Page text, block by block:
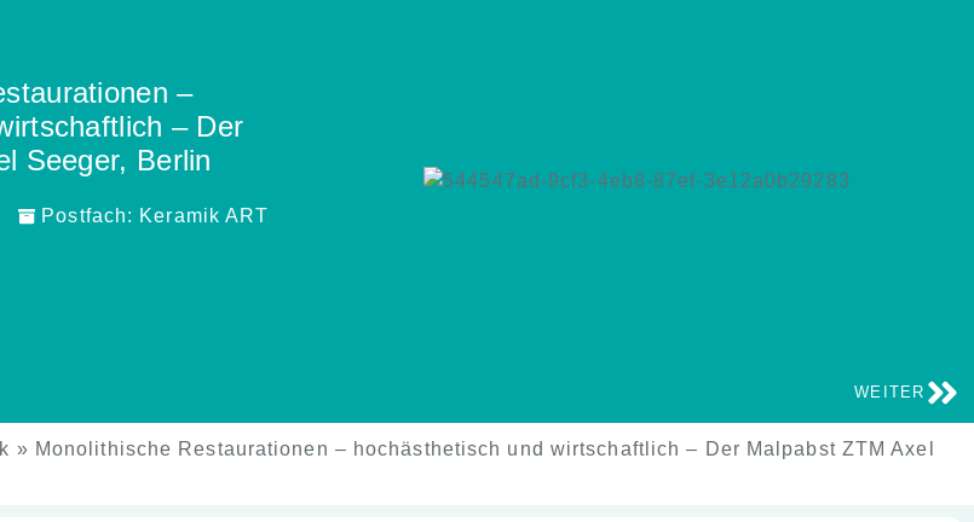
–
– Der
Seeger, Berlin
Postfach: Keramik ART
WEITER
» Monolithische Restaurationen – hochästhetisch und wirtschaftlich – Der Malpabst ZTM Axel